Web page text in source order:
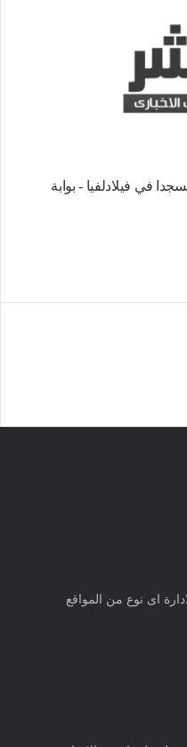
في فيلادلفيا - بوابة
اى نوع من المواقع